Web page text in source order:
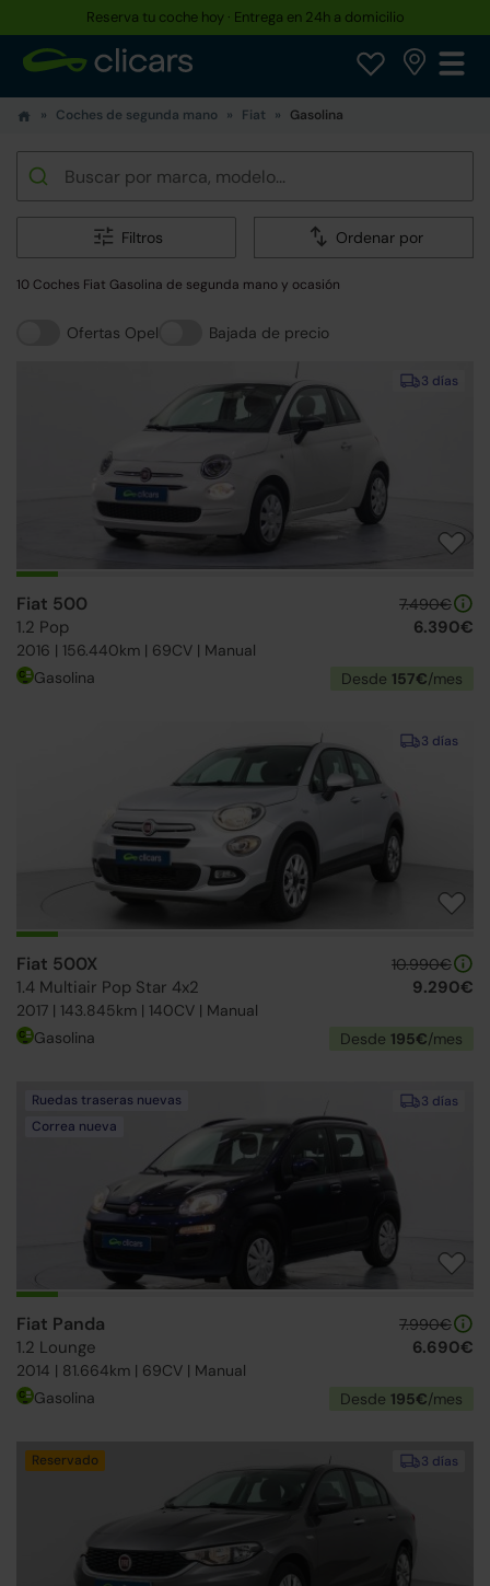
Reserva tu coche hoy · Entrega en 24h a domicilio
Coches de segunda mano Fiat Gasolina
Filtros Ordenar por
10 Coches Fiat Gasolina de segunda mano y ocasión
Ofertas Opel Bajada de precio
3 días
Fiat 500
1.2 Pop
2016 | 156.440km | 69CV | Manual
7.490€
6.390€
Gasolina Desde 157€/mes
3 días
Fiat 500X
1.4 Multiair Pop Star 4x2
2017 | 143.845km | 140CV | Manual
10.990€
9.290€
Gasolina Desde 195€/mes
3 días
Ruedas traseras nuevas
Correa nueva
Fiat Panda
1.2 Lounge
2014 | 81.664km | 69CV | Manual
7.990€
6.690€
Gasolina Desde 195€/mes
3 días
Reservado